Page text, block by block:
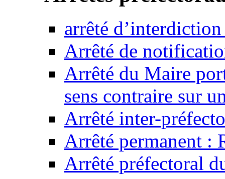
arrêté
Arrêté de
Arrêté du Maire
sens contraire sur
Arrêté inter-
Arrêté permanent :
Arrêté préfectoral